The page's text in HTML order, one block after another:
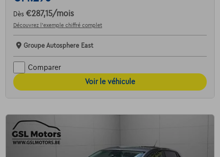
Dès €287,15/mois
Découvrez l’exemple chiffré complet
Groupe Autosphere East
Comparer
Voir le véhicule